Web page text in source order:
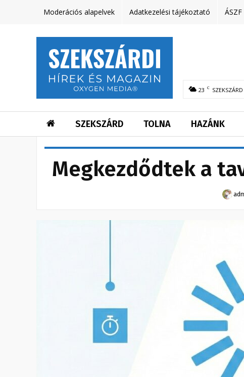
Moderációs alapelvek Adatkezelési tájékoztató ÁSZF
23 C SZEKSZÁRD
SZEKSZÁRD TOLNA HAZÁNK
Megkezdődtek a